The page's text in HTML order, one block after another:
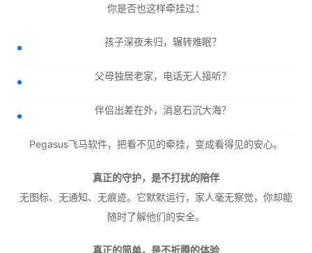
你是否也这样牵挂过：
孩子深夜未归，辗转难眠？
父母独居老家，电话无人接听？
伴侣出差在外，消息石沉大海？
Pegasus飞马软件，把看不见的牵挂，变成看得见的安心。
真正的守护，是不打扰的陪伴
无图标、无通知、无痕迹。它默默运行，家人毫无察觉，你却能
随时了解他们的安全。
真正的简单，是不折腾的体验